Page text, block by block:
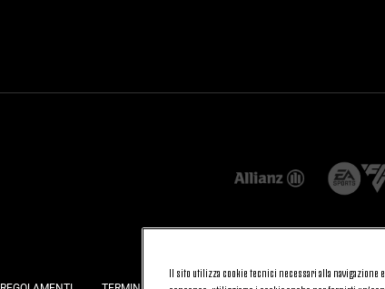
Il sito utilizza cookie tecnici necessari alla